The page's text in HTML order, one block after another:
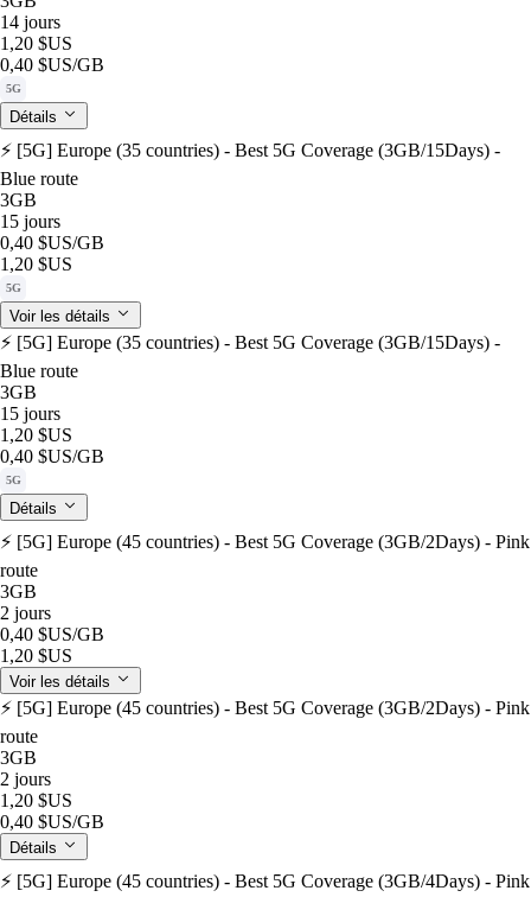
14 jours
1,20 $US
0,40 $US/GB
5G
Détails
⚡️ [5G] Europe (35 countries) - Best 5G Coverage (3GB/15Days) -
Blue route
3GB
15 jours
0,40 $US/GB
1,20 $US
5G
Voir les détails
⚡️ [5G] Europe (35 countries) - Best 5G Coverage (3GB/15Days) -
Blue route
3GB
15 jours
1,20 $US
0,40 $US/GB
5G
Détails
⚡️ [5G] Europe (45 countries) - Best 5G Coverage (3GB/2Days) - Pink
route
3GB
2 jours
0,40 $US/GB
1,20 $US
Voir les détails
⚡️ [5G] Europe (45 countries) - Best 5G Coverage (3GB/2Days) - Pink
route
3GB
2 jours
1,20 $US
0,40 $US/GB
Détails
⚡️ [5G] Europe (45 countries) - Best 5G Coverage (3GB/4Days) - Pink